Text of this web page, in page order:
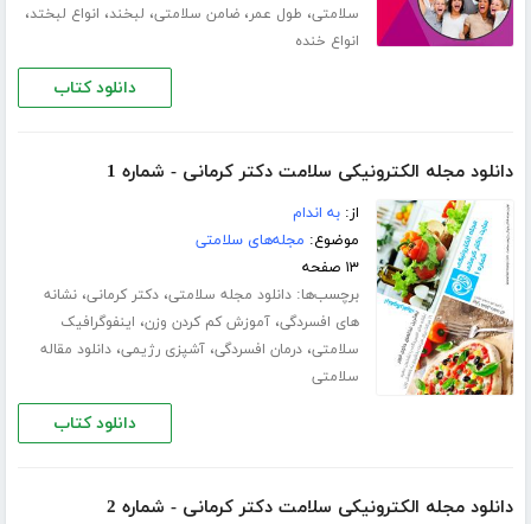
سلامتی، طول عمر،ضامن سلامتی، لبخند، انواع لبختد،
انواع خنده
دانلود کتاب
دانلود مجله الکترونیکی سلامت دکتر کرمانی - شماره 1
از:به اندام
موضوع: مجله‌های سلامتی
۱۳ صفحه
برچسب‌ها:دانلود مجله سلامتی،دکتر کرمانی،نشانه
های افسردگی،آموزش کم کردن وزن، اینفوگرافیک
سلامتی،درمان افسردگی،آشپزی رژیمی،دانلود مقاله
سلامتی
دانلود کتاب
دانلود مجله الکترونیکی سلامت دکتر کرمانی - شماره 2